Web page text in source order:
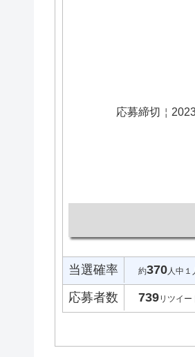
応募締切￤
当選確率 約370人中１
応募者数 739リツイー